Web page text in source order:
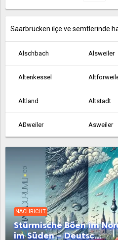
Saarbrücken ilçe ve semtlerinde
Alschbach Alsweiler
Altenkessel
Altland Altstadt
Aßweiler Asweiler
Bachem Ballern
Baltersweiler
Beaumarais
Bedersdorf Beeden
NACHRICHT
Stürmische Böen im
im Süden – Deutsc...